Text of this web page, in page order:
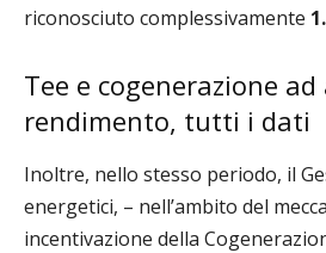
riconosciuto complessivamente
Tee e cogenerazione
rendimento, tutti i dati
Inoltre, nello stesso periodo, il
energetici, – nell’ambito del
incentivazione della